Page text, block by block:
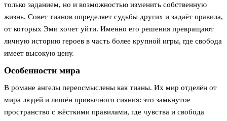
только заданием, но и возможностью изменить собственную
жизнь. Совет тианов определяет судьбы других и задаёт правила,
от которых Эми хочет уйти. Именно его решения превращают
личную историю героев в часть более крупной игры, где свобода
имеет высокую цену.
Особенности мира
В романе ангелы переосмыслены как тианы. Их мир отделён от
мира людей и лишён привычного сияния: это замкнутое
пространство с жёсткими правилами, где чувства и свобода